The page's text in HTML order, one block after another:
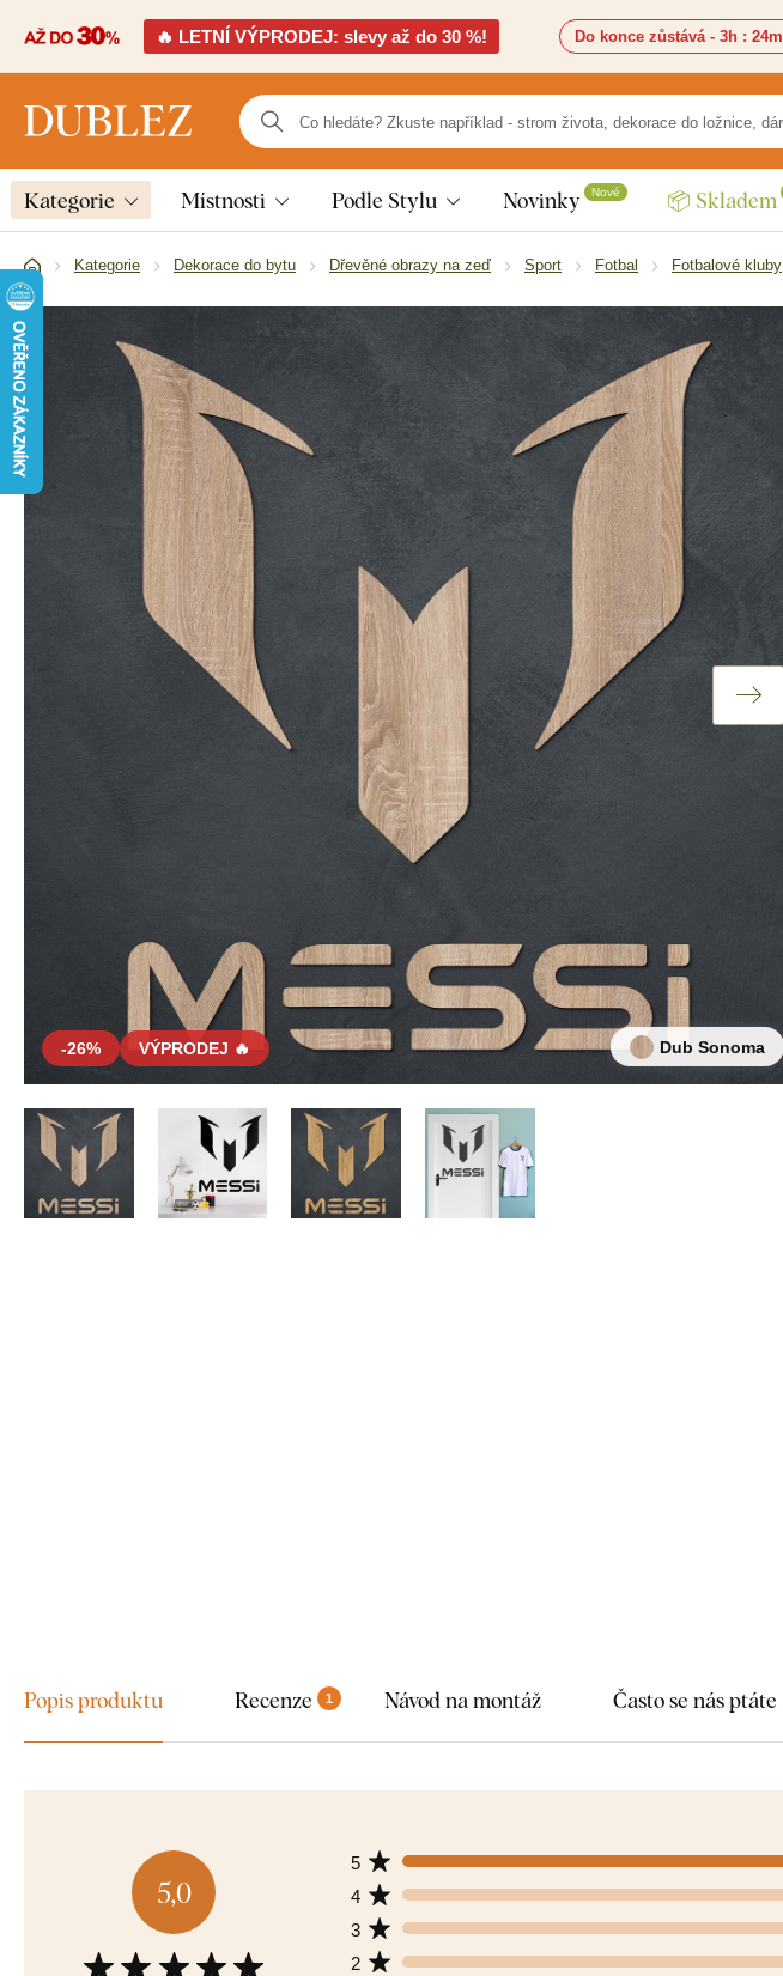
🔥 LETNÍ VÝPRODEJ: slevy až do 30 %! Do konce zůstává - 3h : 24m
Kategorie Místnosti Podle Stylu Novinky Nové 📦 Skladem
Kategorie Dekorace do bytu Dřevěné obrazy na zeď Sport Fotbal Fotbalové kluby
-26% VÝPRODEJ 🔥 Dub Sonoma
Popis produktu Recenze 1 Návod na montáž Často se nás ptáte
5,0
2
3
4
5